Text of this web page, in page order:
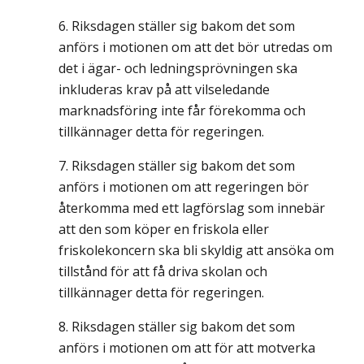
Riksdagen ställer sig bakom det som
anförs i motionen om att det bör utredas om
det i ägar- och ledningsprövningen ska
inkluderas krav på att vilseledande
marknadsföring inte får förekomma och
tillkännager detta för regeringen.
Riksdagen ställer sig bakom det som
anförs i motionen om att regeringen bör
återkomma med ett lagförslag som innebär
att den som köper en friskola eller
friskolekoncern ska bli skyldig att ansöka om
tillstånd för att få driva skolan och
tillkännager detta för regeringen.
Riksdagen ställer sig bakom det som
anförs i motionen om att för att motverka